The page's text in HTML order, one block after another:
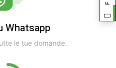
Whatsapp
le tue domande.